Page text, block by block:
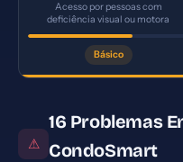
Acesso por pessoas com
deficiência visual ou motora
Básico
⚠
16 Problemas
CondoSmart